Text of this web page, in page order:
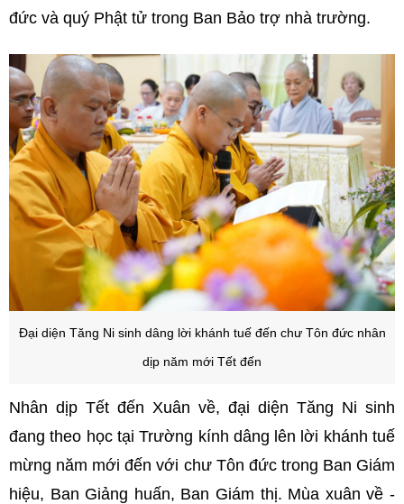
đức và quý Phật tử trong Ban Bảo trợ nhà trường.
Đại diện Tăng Ni sinh dâng lời khánh tuế đến chư Tôn đức nhân
dịp năm mới Tết đến
Nhân dịp Tết đến Xuân về, đại diện Tăng Ni sinh
đang theo học tại Trường kính dâng lên lời khánh tuế
mừng năm mới đến với chư Tôn đức trong Ban Giám
hiệu, Ban Giảng huấn, Ban Giám thị. Mùa xuân về -